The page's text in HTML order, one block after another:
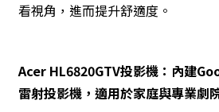
看視角，進而提升舒適度。
Acer HL6820GTV投影機：內建
雷射投影機，適用於家庭與專業劇